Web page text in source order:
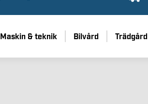
Maskin & teknik Bilvård Trädgård